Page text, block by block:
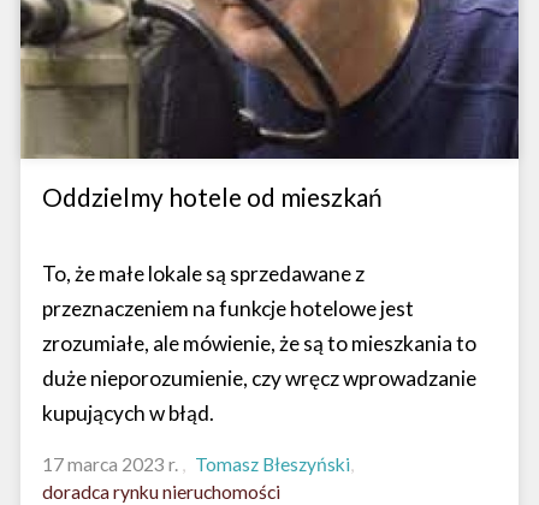
Oddzielmy hotele od mieszkań
To, że małe lokale są sprzedawane z
przeznaczeniem na funkcje hotelowe jest
zrozumiałe, ale mówienie, że są to mieszkania to
duże nieporozumienie, czy wręcz wprowadzanie
kupujących w błąd.
17 marca 2023 r.
Tomasz Błeszyński
doradca rynku nieruchomości